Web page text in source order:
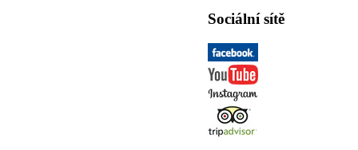
Sociální sítě